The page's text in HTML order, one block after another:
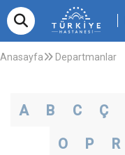
Anasayfa Departmanlar
A B C Ç
O
P R